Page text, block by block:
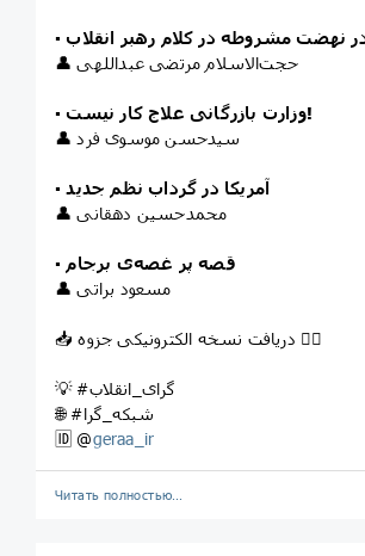
▪️ در نهضت مشروطه در کلام رهبر انقلاب
👤 حجت‌الاسلام مرتضی عبداللهی
▪️
وزارت بازرگانی علاج کار نیست!
👤 سیدحسن موسوی فرد
▪️آمریکا در گرداب نظم جدید
👤 محمدحسین دهقانی
▪️ قصه پر غصه‌ی برجام
👤 مسعود براتی
📥 دریافت نسخه الکترونیکی جزوه 👇🏼
💡 #گرای_انقلاب
🌐 #شبکه_گرا
🆔 @geraa_ir
Читать полностью…